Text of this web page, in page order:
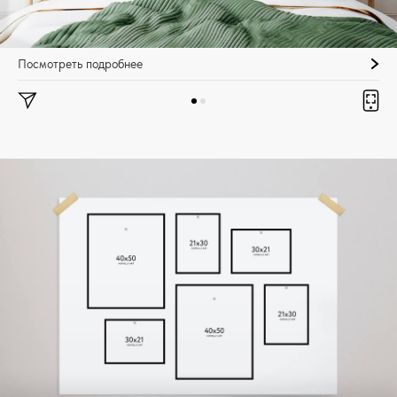
Посмотреть подробнее